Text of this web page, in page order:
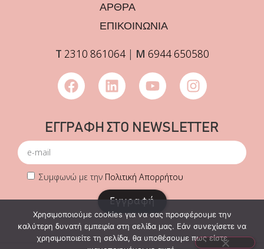
ΑΡΘΡΑ
ΕΠΙΚΟΙΝΩΝΙΑ
Τ 2310 861064| Μ 6944 650580
ΕΓΓΡΑΦΗ ΣΤΟ NEWSLETTER
Συμφωνώ με την Πολιτική Απορρήτου
Εγγραφή
Χρησιμοποιούμε cookies για να σας προσφέρουμε την
καλύτερη δυνατή εμπειρία στη σελίδα μας. Εάν συνεχίσετε να
χρησιμοποιείτε τη σελίδα, θα υποθέσουμε πως είστε